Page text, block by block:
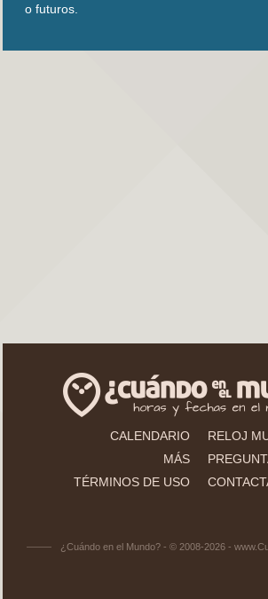
o futuros.
CALENDARIO
RELOJ
MÁS
TÉRMINOS DE USO
¿Cuándo en el Mundo? - © 2008-2026 -